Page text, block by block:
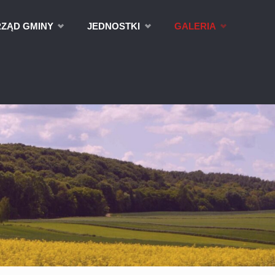
GMINY JEDNOSTKI GALERIA